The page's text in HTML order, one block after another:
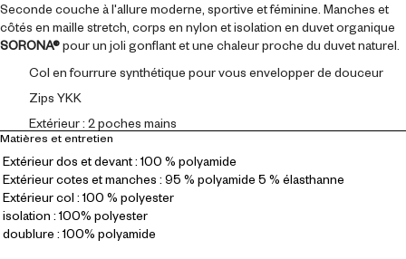
Seconde couche à l'allure moderne, sportive et féminine. Manches et
côtés en maille stretch, corps en nylon et isolation en duvet organique
SORONA®pour un joli gonflant et une chaleur proche du duvet naturel.
Col en fourrure synthétique pour vous envelopper de douceur
Zips YKK
Extérieur : 2 poches mains
Matières et entretien
Extérieur dos et devant : 100 % polyamide
Extérieur cotes et manches : 95 % polyamide 5 % élasthanne
Extérieur col : 100 % polyester
isolation : 100% polyester
doublure : 100% polyamide